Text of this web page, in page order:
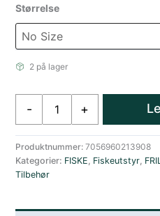
Størrelse
2 på lager
-
Rustfri
Ultra
Flex
15
+
Produktnummer:7056960213908
Kategorier: FISKE, Fiskeutstyr,
Tilbehør